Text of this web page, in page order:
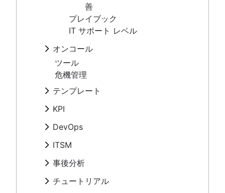
エスカレーション ポリシー
一般的な指標
ダウンタイムのコスト
SLA と SLO と SLI
エラー予算
信頼性と可用性
MTTF（平均故障時間）
問題管理とインシデント管理の比較
ChatOps
重大インシデント管理
IT インシデント管理
IT 運用のための最新のインシデント管理
IT ディザスタ リカバリ計画の策定方法
ディザスタ リカバリ計画の例
バグ追跡のベスト プラクティス
概要
テンプレート
誰も責めない
レポート
タイムライン
5 つの Why
チュートリアル
概要
インシデント コミュニケーション
オンコール スケジュール
顧客通知の自動化
ハンドブック
概要
事後分析
テンプレート ジェネレーター
用語集
インシデント管理状況 2020
インシデント管理状況 2021
Compliance Management Software
Compliance Management Software
善
プレイブック
IT サポート レベル
オンコール
概要
オンコール スケジュール
オンコール手当て
アラートによる疲弊
エスカレーション ポリシー
ツール
危機管理
テンプレート
ト
KPI
一般的な指標
重大度
ダウンタイムのコスト
SLA と SLO と SLI
エラー予算
DevOps
SRE
構築した者が運用する
ChatOps
ITSM
概要
重大インシデント管理
IT インシデント管理
事後分析
テンプレート
チュートリアル